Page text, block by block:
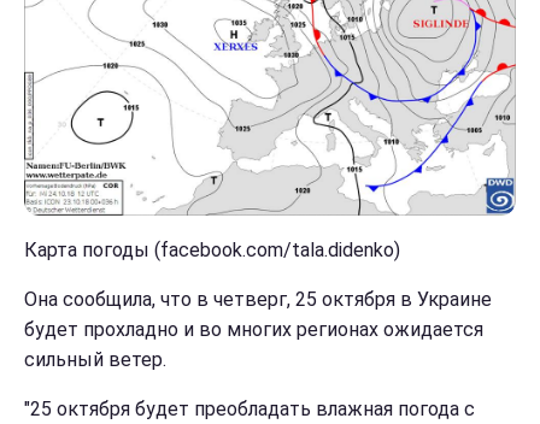
Карта погоды (facebook.com/tala.didenko)
Она сообщила, что в четверг, 25 октября в Украине
будет прохладно и во многих регионах ожидается
сильный ветер.
"25 октября будет преобладать влажная погода с